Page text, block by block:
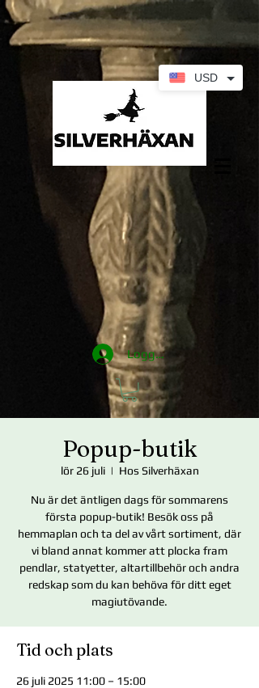
Logga in
Popup-butik
lör 26 juli
  |
Hos Silverhäxan
Nu är det äntligen dags för sommarens
första popup-butik! Besök oss på
hemmaplan och ta del av vårt sortiment, där
vi bland annat kommer att plocka fram
pendlar, statyetter, altartillbehör och andra
redskap som du kan behöva för ditt eget
magiutövande.
Tid och plats
26 juli 2025 11:00 – 15:00
USD